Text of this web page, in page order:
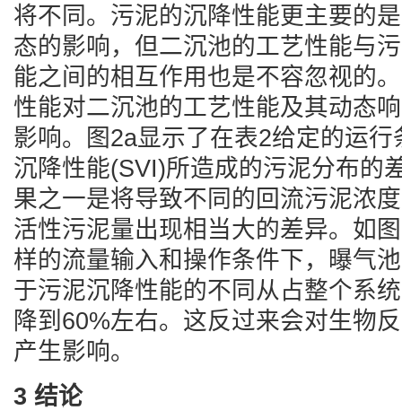
将不同。污泥的沉降性能更主要的
态的影响，但二沉池的工艺性能与
能之间的相互作用也是不容忽视的
性能对二沉池的工艺性能及其动态
影响。图2a显示了在表2给定的运
沉降性能(SVI)所造成的污泥分布的
果之一是将导致不同的回流污泥浓
活性污泥量出现相当大的差异。如
样的流量输入和操作条件下，曝气
于污泥沉降性能的不同从占整个系
降到60%左右。这反过来会对生物
产生影响。
3 结论